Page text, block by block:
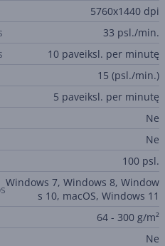
5760x1440 dpi
33 psl./min.
10 paveiksl. per minutę
15 (psl./min.)
5 paveiksl. per minutę
Ne
Ne
100 psl.
Windows 7, Windows 8, Window
s 10, macOS, Windows 11
64 - 300 g/m²
Ne